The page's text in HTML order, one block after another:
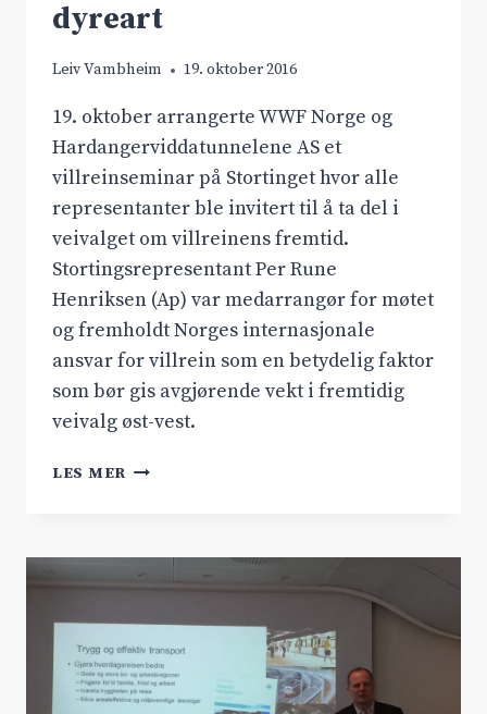
dyreart
Leiv Vambheim 19. oktober 2016
19. oktober arrangerte WWF Norge og
Hardangerviddatunnelene AS et
villreinseminar på Stortinget hvor alle
representanter ble invitert til å ta del i
veivalget om villreinens fremtid.
Stortingsrepresentant Per Rune
Henriksen (Ap) var medarrangør for møtet
og fremholdt Norges internasjonale
ansvar for villrein som en betydelig faktor
som bør gis avgjørende vekt i fremtidig
veivalg øst-vest.
LES MER VILLREINEN